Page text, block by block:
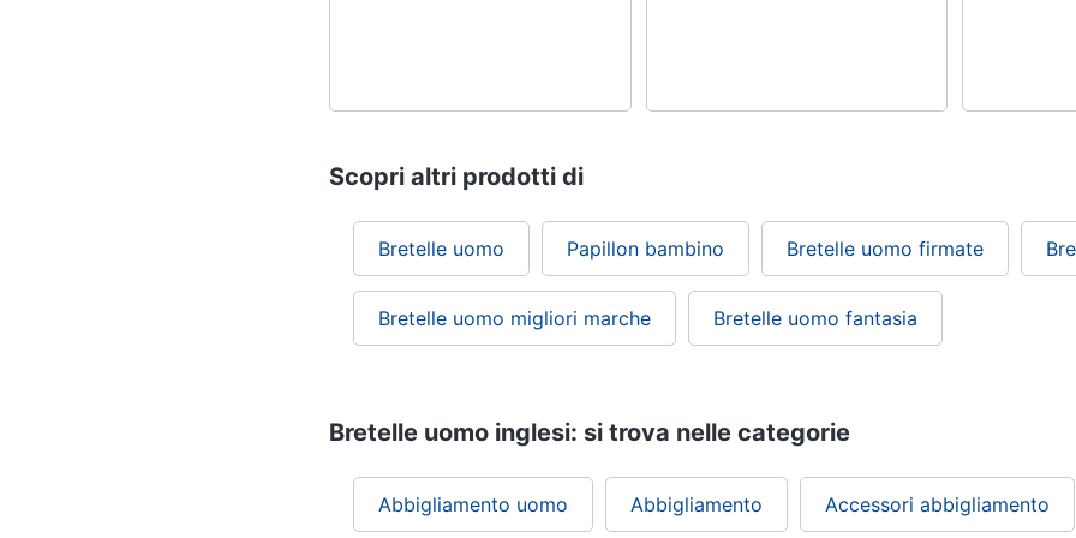
Scopri altri prodotti di
Bretelle uomo Papillon bambino Bretelle uomo firmate
Bretelle uomo migliori marche Bretelle uomo fantasia
Bretelle uomo inglesi: si trova nelle categorie
Abbigliamento uomo Abbigliamento Accessori abbigliamento